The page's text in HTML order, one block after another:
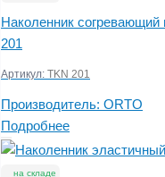
Наколенник согревающий
201
Артикул: TKN 201
Производитель: ORTO
Подробнее
на складе